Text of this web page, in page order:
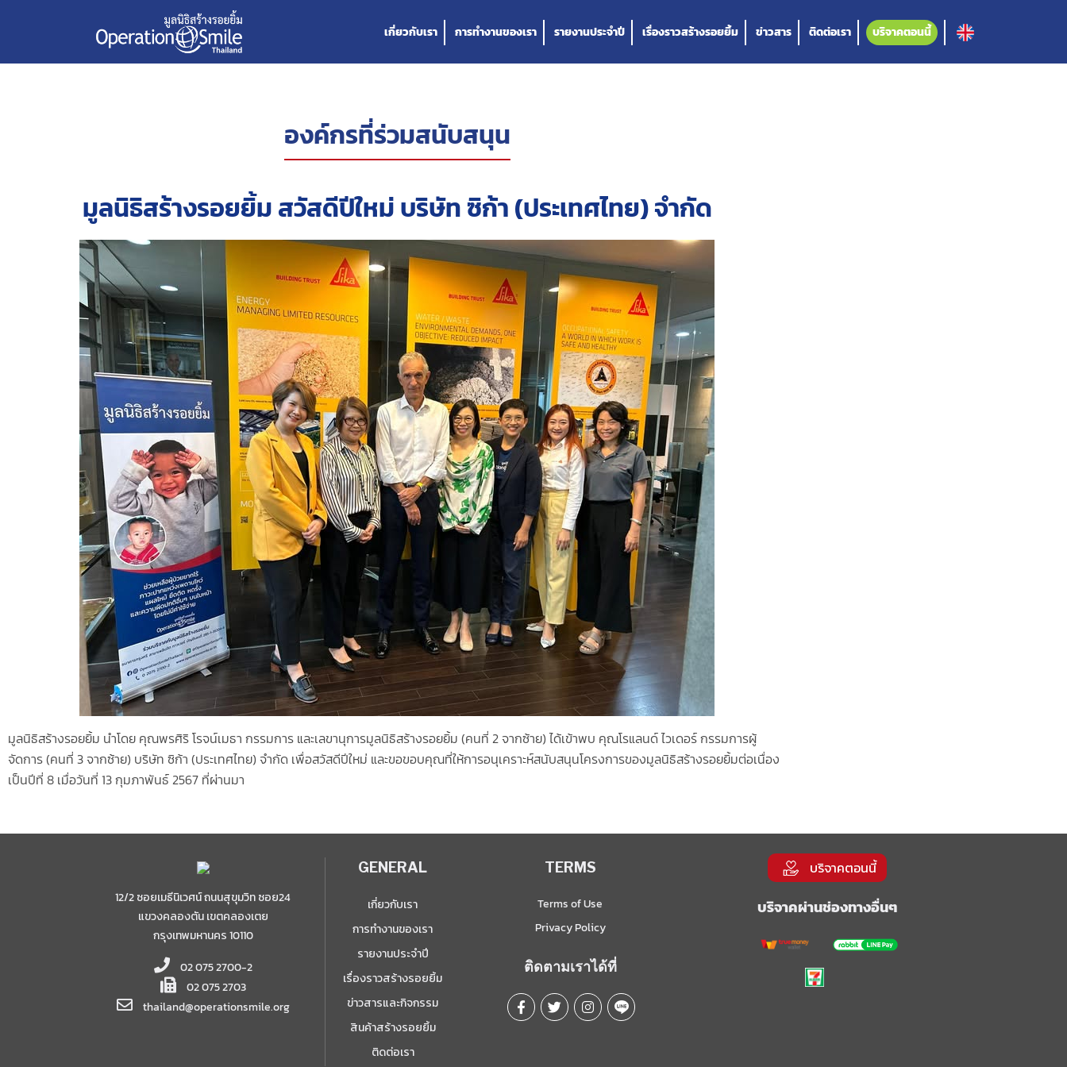
เกี่ยวกับเรา การทำงานของเรา รายงานประจำปี เรื่องราวสร้างรอยยิ้ม ข่าวสาร ติดต่อเรา บริจาคตอนนี้
องค์กรที่ร่วมสนับสนุน
มูลนิธิสร้างรอยยิ้ม สวัสดีปีใหม่ บริษัท ซิก้า (ประเทศไทย) จำกัด
มูลนิธิสร้างรอยยิ้ม นำโดย คุณพรศิริ โรจน์เมธา กรรมการ และเลขานุการมูลนิธิสร้างรอยยิ้ม (คนที่ 2 จากซ้าย) ได้เข้าพบ คุณโรแลนด์ ไวเดอร์ กรรมการผู้
จัดการ (คนที่ 3 จากซ้าย) บริษัท ซิก้า (ประเทศไทย) จำกัด เพื่อสวัสดีปีใหม่ และขอขอบคุณที่ให้การอนุเคราะห์สนับสนุนโครงการของมูลนิธิสร้างรอยยิ้มต่อเนื่อง
เป็นปีที่ 8 เมื่อวันที่ 13 กุมภาพันธ์ 2567 ที่ผ่านมา
12/2 ซอยเมธีนิเวศน์ ถนนสุขุมวิท ซอย24
แขวงคลองตัน เขตคลองเตย
กรุงเทพมหานคร 10110
02 075 2700-2
02 075 2703
thailand@operationsmile.org
GENERAL
เกี่ยวกับเรา
การทำงานของเรา
รายงานประจำปี
เรื่องราวสร้างรอยยิ้ม
ข่าวสารและกิจกรรม
สินค้าสร้างรอยยิ้ม
ติดต่อเรา
TERMS
Terms of Use
Privacy Policy
ติดตามเราได้ที่
บริจาคตอนนี้
บริจาคผ่านช่องทางอื่นๆ